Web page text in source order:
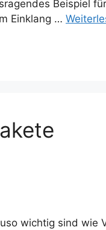
Beispiel
Einklang …
wichtig sind wie